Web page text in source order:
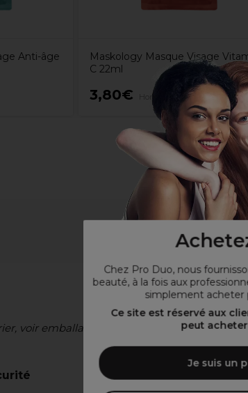
Chez Pro Duo, nous
beauté, à la fois aux
simplement acheter
Ce site est réservé aux
peut
Je suis un
Anti-âge
Maskology Masque Visage
C 22ml
3,80€
voir emballage)